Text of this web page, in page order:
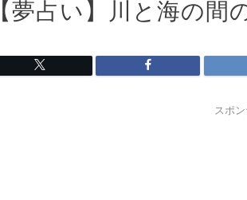
【夢占い】川と海の間
スポ